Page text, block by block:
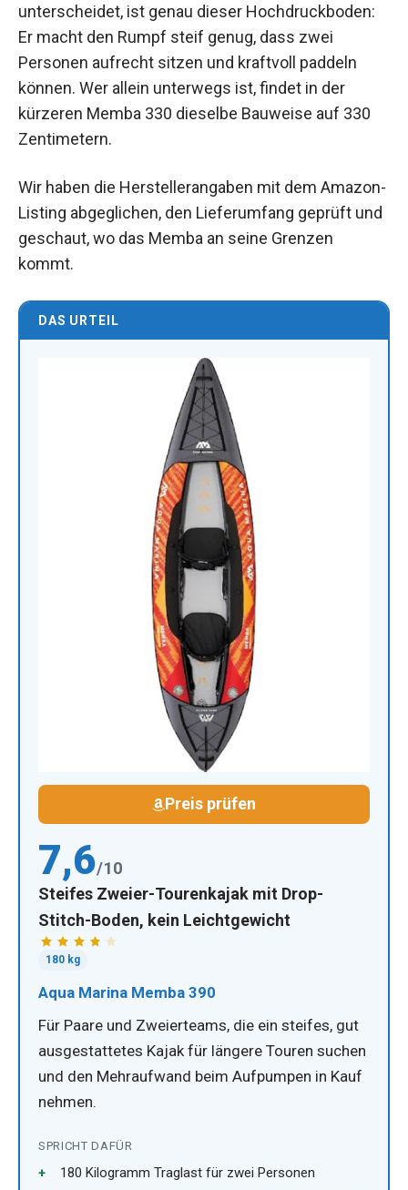
unterscheidet, ist genau dieser Hochdruckboden:
Er macht den Rumpf steif genug, dass zwei
Personen aufrecht sitzen und kraftvoll paddeln
können. Wer allein unterwegs ist, findet in der
kürzeren Memba 330 dieselbe Bauweise auf 330
Zentimetern.
Wir haben die Herstellerangaben mit dem Amazon-
Listing abgeglichen, den Lieferumfang geprüft und
geschaut, wo das Memba an seine Grenzen
kommt.
DAS URTEIL
Preis prüfen
7,6/10
Steifes Zweier-Tourenkajak mit Drop-
Stitch-Boden, kein Leichtgewicht
180 kg
Aqua Marina Memba 390
Für Paare und Zweierteams, die ein steifes, gut
ausgestattetes Kajak für längere Touren suchen
und den Mehraufwand beim Aufpumpen in Kauf
nehmen.
SPRICHT DAFÜR
180 Kilogramm Traglast für zwei Personen